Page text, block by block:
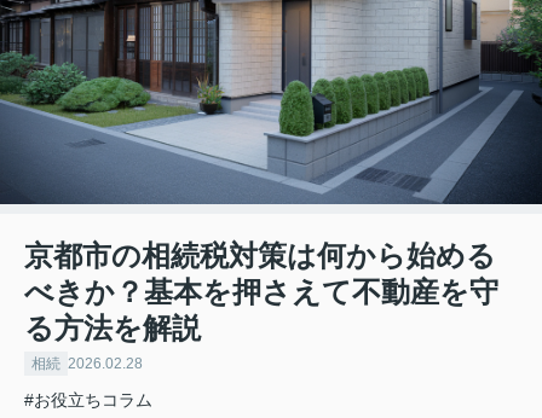
京都市の相続税対策は何から始める
べきか？基本を押さえて不動産を守
る方法を解説
相続 2026.02.28
#お役立ちコラム